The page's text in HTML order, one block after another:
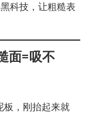
科技，让粗糙表
面=吸不
板，刚抬起来就